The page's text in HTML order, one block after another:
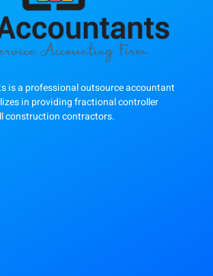
is a professional outsource accountant
in providing fractional controller
construction contractors.